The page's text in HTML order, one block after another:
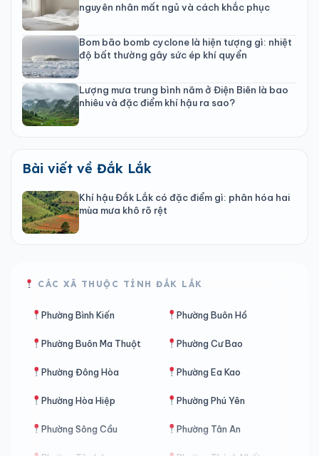
nguyên nhân mất ngủ và cách khắc phục
Bom bão bomb cyclone là hiện tượng gì: nhiệt
độ bất thường gây sức ép khí quyển
Lượng mưa trung bình năm ở Điện Biên là bao
nhiêu và đặc điểm khí hậu ra sao?
Bài viết về Đắk Lắk
Khí hậu Đắk Lắk có đặc điểm gì: phân hóa hai
mùa mưa khô rõ rệt
CÁC XÃ THUỘC TỈNH ĐẮK LẮK
Phường Bình Kiến Phường Buôn Hồ
Phường Buôn Ma Thuột Phường Cư Bao
Phường Đông Hòa Phường Ea Kao
Phường Hòa Hiệp Phường Phú Yên
Phường Sông Cầu Phường Tân An